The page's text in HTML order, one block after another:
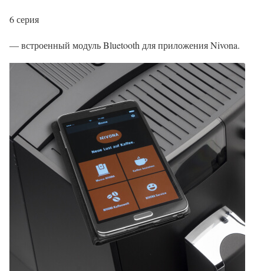
6 серия
— встроенный модуль Bluetooth для приложения Nivona.